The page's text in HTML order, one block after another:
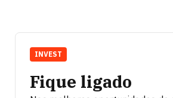
Fique ligado
INVEST